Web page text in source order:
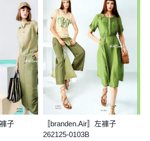
子
〚branden.Air〛左褲子
262125-0103B